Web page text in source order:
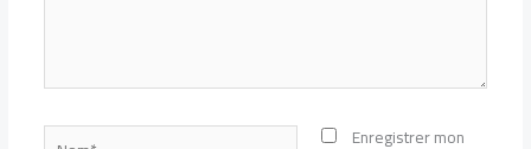
Nom* Enregistrer mon